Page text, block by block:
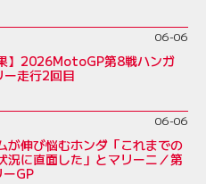
06-06
】2026MotoGP第8戦ハンガ
ー走行2回目
06-06
が伸び悩むホンダ「これまでの
況に直面した」とマリーニ／第
GP